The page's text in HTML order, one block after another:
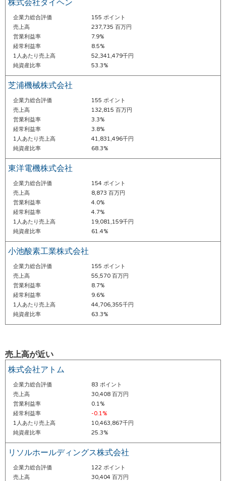
株式会社ダイヘン
企業力総合評価
155 ポイント
売上高
237,735 百万円
営業利益率
7.9%
経常利益率
8.5%
1人あたり売上高
52,341,479千円
純資産比率
53.3%
芝浦機械株式会社
企業力総合評価
155 ポイント
売上高
132,815 百万円
営業利益率
3.3%
経常利益率
3.8%
1人あたり売上高
41,831,496千円
純資産比率
68.3%
東洋電機株式会社
企業力総合評価
154 ポイント
売上高
8,873 百万円
営業利益率
4.0%
経常利益率
4.7%
1人あたり売上高
19,081,159千円
純資産比率
61.4%
小池酸素工業株式会社
企業力総合評価
155 ポイント
売上高
55,570 百万円
営業利益率
8.7%
経常利益率
9.6%
1人あたり売上高
44,706,355千円
純資産比率
63.3%
売上高が近い
株式会社アトム
企業力総合評価
83 ポイント
売上高
30,408 百万円
営業利益率
0.1%
経常利益率
-0.1%
1人あたり売上高
10,463,867千円
純資産比率
25.3%
リソルホールディングス株式会社
企業力総合評価
122 ポイント
売上高
30,404 百万円